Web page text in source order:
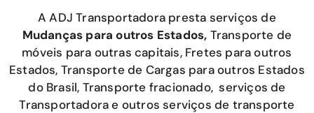
A ADJ Transportadora presta serviços de
Mudanças para outros Estados, Transporte de
móveis para outras capitais, Fretes para outros
Estados, Transporte de Cargas para outros Estados
do Brasil, Transporte fracionado, serviços de
Transportadora e outros serviços de transporte